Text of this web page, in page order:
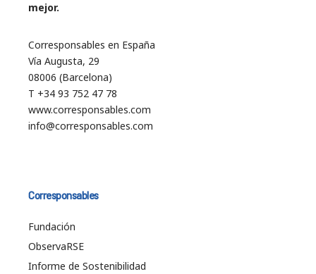
mejor.
Corresponsables en España
Vía Augusta, 29
08006 (Barcelona)
T +34 93 752 47 78
www.corresponsables.com
info@corresponsables.com
Corresponsables
Fundación
ObservaRSE
Informe de Sostenibilidad